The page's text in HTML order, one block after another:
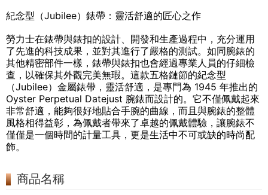
紀念型（Jubilee）錶帶：靈活舒適的匠心之作
勞力士在錶帶與錶扣的設計、開發和生產過程中，充分運用
了先進的科技成果，並對其進行了嚴格的測試。如同腕錶的
其他精密部件一樣，錶帶與錶扣也會經過專業人員的仔細檢
查，以確保其外觀完美無瑕。這款五格鏈節的紀念型
（Jubilee）金屬錶帶，靈活舒適，是專門為 1945 年推出的
Oyster Perpetual Datejust 腕錶而設計的。它不僅佩戴起來
非常舒適，能夠很好地貼合手腕的曲線，而且與腕錶的整體
風格相得益彰，為佩戴者帶來了卓越的佩戴體驗，讓腕錶不
僅僅是一個時間的計量工具，更是生活中不可或缺的時尚配
飾。
商品名稱